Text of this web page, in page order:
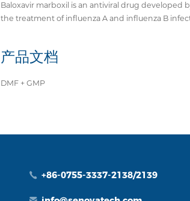
Baloxavir marboxil is an antiviral drug developed
the treatment of influenza A and influenza B
产品文档
DMF + GMP
+86-0755-3337-2138/2139